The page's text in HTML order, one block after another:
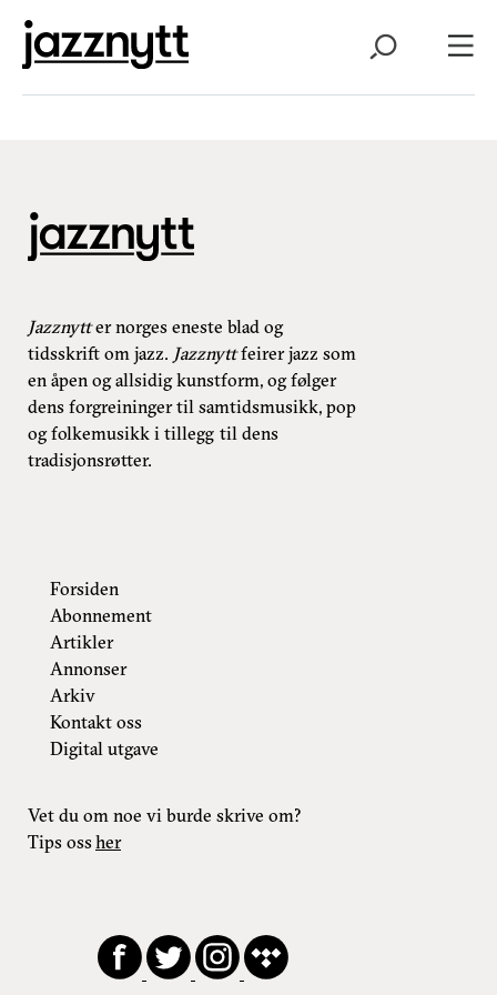
Jazznytter norges eneste blad og
tidsskrift om jazz. Jazznyttfeirer jazz som
en åpen og allsidig kunstform, og følger
dens forgreininger til samtidsmusikk, pop
og folkemusikk i tillegg til dens
tradisjonsrøtter.
Forsiden
Abonnement
Artikler
Annonser
Arkiv
Kontakt oss
Digital utgave
Vet du om noe vi burde skrive om?
Tips ossher